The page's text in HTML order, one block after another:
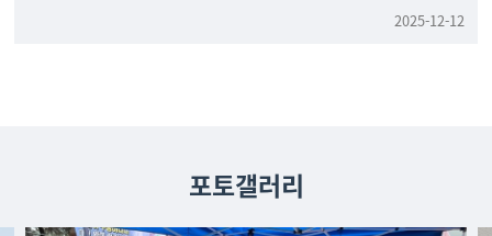
2025-12-12
포토갤러리